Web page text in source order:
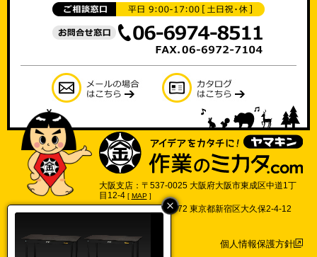
大阪支店：〒537-0025 大阪府大阪市東成区中道1丁
目12-4 [ MAP]
東京支店：〒169-0072 東京都新宿区大久保2-4-12
個人情報保護方針